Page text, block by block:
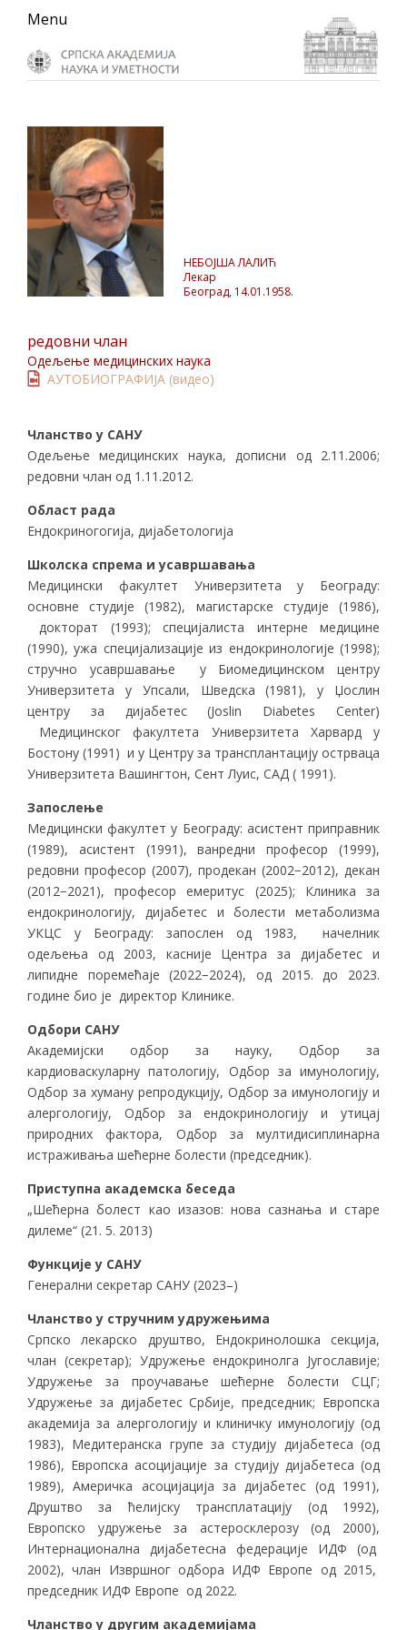
Skip
primary
navigation
Skip
main
content
Skip
primary
sidebar
Menu
НЕБОЈША ЛАЛИЋ
Лекар
Београд, 14.01.1958.
редовни члан
Одељење медицинских наука
АУТОБИОГРАФИЈА (видео)
Чланство у САНУ
Одељење медицинских наука, дописни од 2.11.2006;
редовни члан од 1.11.2012.
Област рада
Ендокриногогија, дијабетологија
Школска спрема и усавршавања
Медицински факултет Универзитета у Београду:
основне студије (1982), магистарске студије (1986),
докторат (1993); специјалиста интерне медицине
(1990), ужа специјализације из ендокринологије (1998);
стручно усавршавање у Биомедицинском центру
Универзитета у Упсали, Шведска (1981), у Џослин
центру за дијабетес (Joslin Diabetes Center)
Медицинског факултета Универзитета Харвард у
Бостону (1991) и у Центру за трансплантацију острваца
Универзитета Вашингтон, Сент Луис, САД ( 1991).
Запослење
Медицински факултет у Београду: асистент приправник
(1989), асистент (1991), ванредни професор (1999),
редовни професор (2007), продекан (2002−2012), декан
(2012−2021), професор емеритус (2025); Клиника за
ендокринологију, дијабетес и болести метаболизма
УКЦС у Београду: запослен од 1983, начелник
одељења од 2003, касније Центра за дијабетес и
липидне поремећаје (2022−2024), од 2015. до 2023.
године био је директор Клинике.
Одбори САНУ
Академијски одбор за науку, Одбор за
кардиоваскуларну патологију, Одбор за имунологију,
Одбор за хуману репродукцију, Одбор за имунологију и
алергологију, Одбор за ендокринологију и утицај
природних фактора, Одбор за мултидисиплинарна
истраживања шећерне болести (председник).
Приступна академска беседа
„Шећерна болест као изазов: нова сазнања и старе
дилеме“ (21. 5. 2013)
Функције у САНУ
Генерални секретар САНУ (2023–)
Чланство у стручним удружењима
Српско лекарско друштво, Ендокринолошка секција,
члан (секретар); Удружење ендокринолга Југославије;
Удружење за проучавање шећерне болести СЦГ;
Удружење за дијабетес Србије, председник; Европска
академија за алергологију и клиничку имунологију (од
1983), Медитеранска групе за студију дијабетеса (од
1986), Европска асоцијације за студију дијабетеса (од
1989), Америчка асоцијација за дијабетес (од 1991),
Друштво за ћелијску трансплатацију (од 1992),
Европско удружење за астеросклерозу (од 2000),
Интернационална дијабетесна федерације ИДФ (од
2002), члан Извршног одбора ИДФ Европе од 2015,
председник ИДФ Европе од 2022.
Чланство у другим академијама